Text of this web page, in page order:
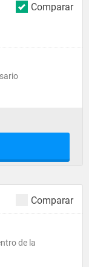
Comparar
Comparar
de la